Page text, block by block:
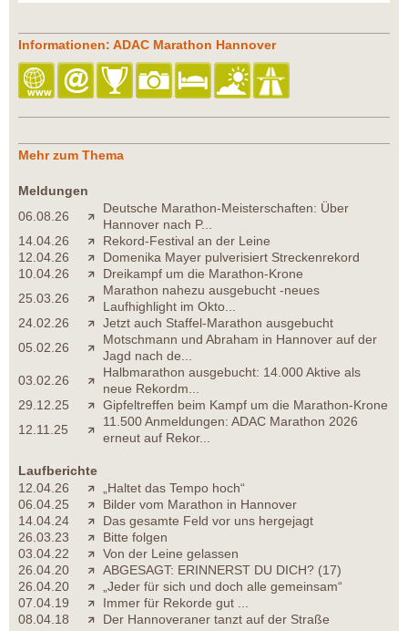
Informationen: ADAC Marathon Hannover
Mehr zum Thema
Meldungen
06.08.26
Deutsche Marathon-Meisterschaften: Über
Hannover nach P...
14.04.26
Rekord-Festival an der Leine
12.04.26
Domenika Mayer pulverisiert Streckenrekord
10.04.26
Dreikampf um die Marathon-Krone
25.03.26
Marathon nahezu ausgebucht -neues
Laufhighlight im Okto...
24.02.26
Jetzt auch Staffel-Marathon ausgebucht
05.02.26
Motschmann und Abraham in Hannover auf der
Jagd nach de...
03.02.26
Halbmarathon ausgebucht: 14.000 Aktive als
neue Rekordm...
29.12.25
Gipfeltreffen beim Kampf um die Marathon-Krone
12.11.25
11.500 Anmeldungen: ADAC Marathon 2026
erneut auf Rekor...
Laufberichte
12.04.26
„Haltet das Tempo hoch“
06.04.25
Bilder vom Marathon in Hannover
14.04.24
Das gesamte Feld vor uns hergejagt
26.03.23
Bitte folgen
03.04.22
Von der Leine gelassen
26.04.20
ABGESAGT: ERINNERST DU DICH? (17)
26.04.20
„Jeder für sich und doch alle gemeinsam“
07.04.19
Immer für Rekorde gut ...
08.04.18
Der Hannoveraner tanzt auf der Straße